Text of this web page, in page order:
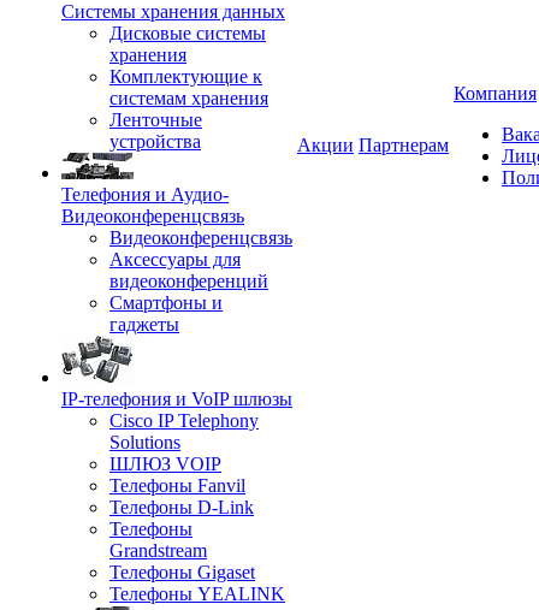
Системы хранения данных
Дисковые системы
хранения
Комплектующие к
системам хранения
Ленточные
устройства
Телефония и Аудио-
Видеоконференцсвязь
Видеоконференцсвязь
Аксессуары для
видеоконференций
Смартфоны и
гаджеты
IP-телефония и VoIP шлюзы
Cisco IP Telephony
Solutions
ШЛЮЗ VOIP
Телефоны Fanvil
Телефоны D-Link
Телефоны
Grandstream
Телефоны Gigaset
Телефоны YEALINK
Акции Партнерам
Компания